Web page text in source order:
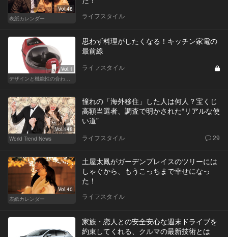
Vol.48
表紙カレンダー
ライフスタイル
Vol.1
デザインと機能性の合わせ技！ こんなキッチン家電が欲しかった！
思わず料理がしたくなる！キッチン家電の
最前線
ライフスタイル
Vol.148
World Trend News
憧れの「海外移住」した人は何人？宝くじ
高額当選者、調査で明かされた“リアルな使
い道”
ライフスタイル 29
Vol.40
表紙カレンダー
土屋太鳳がガーデンプレイスのツリーには
しゃぐから、もうこっちまで幸せになっ
た！
ライフスタイル
家族・恋人との安全安心な週末ドライブを
約束してくれる、クルマの最新技術とは